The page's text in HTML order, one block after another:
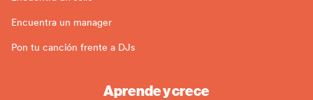
Encuentra un manager
Pon tu canción frente a DJs
Aprende y crece